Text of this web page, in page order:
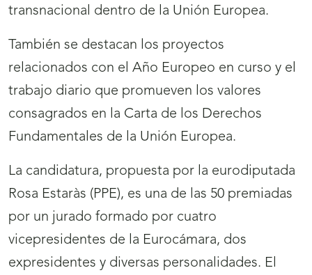
transnacional dentro de la Unión Europea.
También se destacan los proyectos
relacionados con el Año Europeo en curso y el
trabajo diario que promueven los valores
consagrados en la Carta de los Derechos
Fundamentales de la Unión Europea.
La candidatura, propuesta por la eurodiputada
Rosa Estaràs (PPE), es una de las 50 premiadas
por un jurado formado por cuatro
vicepresidentes de la Eurocámara, dos
expresidentes y diversas personalidades. El